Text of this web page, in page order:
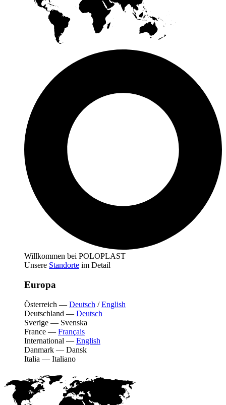
Willkommen bei POLOPLAST
Unsere Standorte im Detail
Europa
Österreich — Deutsch /English
Deutschland — Deutsch
Sverige — Svenska
France — Français
International — English
Danmark — Dansk
Italia — Italiano